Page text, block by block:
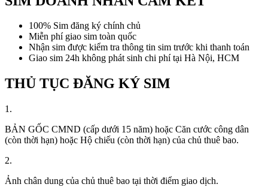
100% Sim đăng ký chính chủ
Miễn phí giao sim toàn quốc
Nhận sim được kiểm tra thông tin sim trước khi thanh toán
Giao sim 24h không phát sinh chi phí tại Hà Nội, HCM
THỦ TỤC ĐĂNG KÝ SIM
1.
BẢN GỐC CMND (cấp dưới 15 năm) hoặc Căn cước công dân
(còn thời hạn) hoặc Hộ chiếu (còn thời hạn) của chủ thuê bao.
2.
Ảnh chân dung của chủ thuê bao tại thời điểm giao dịch.